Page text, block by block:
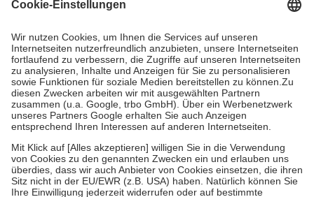
Grundsätzlich leisten Mitglieder Zuzahlungen in Höhe von zehn
höchstens zehn Euro.
Es sind jedoch nie mehr als die tatsächlichen
Kosten der Leistung zu entrichten.
Diese Regeln gelten grundsätzlich auch für Online-Apotheken.
Bei Heilmitteln und häuslicher Krankenpflege beträgt die
Zuzahlung zehn Prozent der Kosten sowie zehn Euro je
Verordnung.
Um das Engagement der Versicherten für ihre eigene Gesundheit zu
stärken und die besondere Stellung der Familie zu unterstützen,
fallenkeine Zuzahlungenan bei:
• Kindern und Jugendlichen bis zum vollendeten 18. Lebensjahr
mit Ausnahme der Fahrkosten
• Untersuchungen zur Vorsorge und Früherkennung, die von der